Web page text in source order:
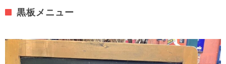
黒板メニュー